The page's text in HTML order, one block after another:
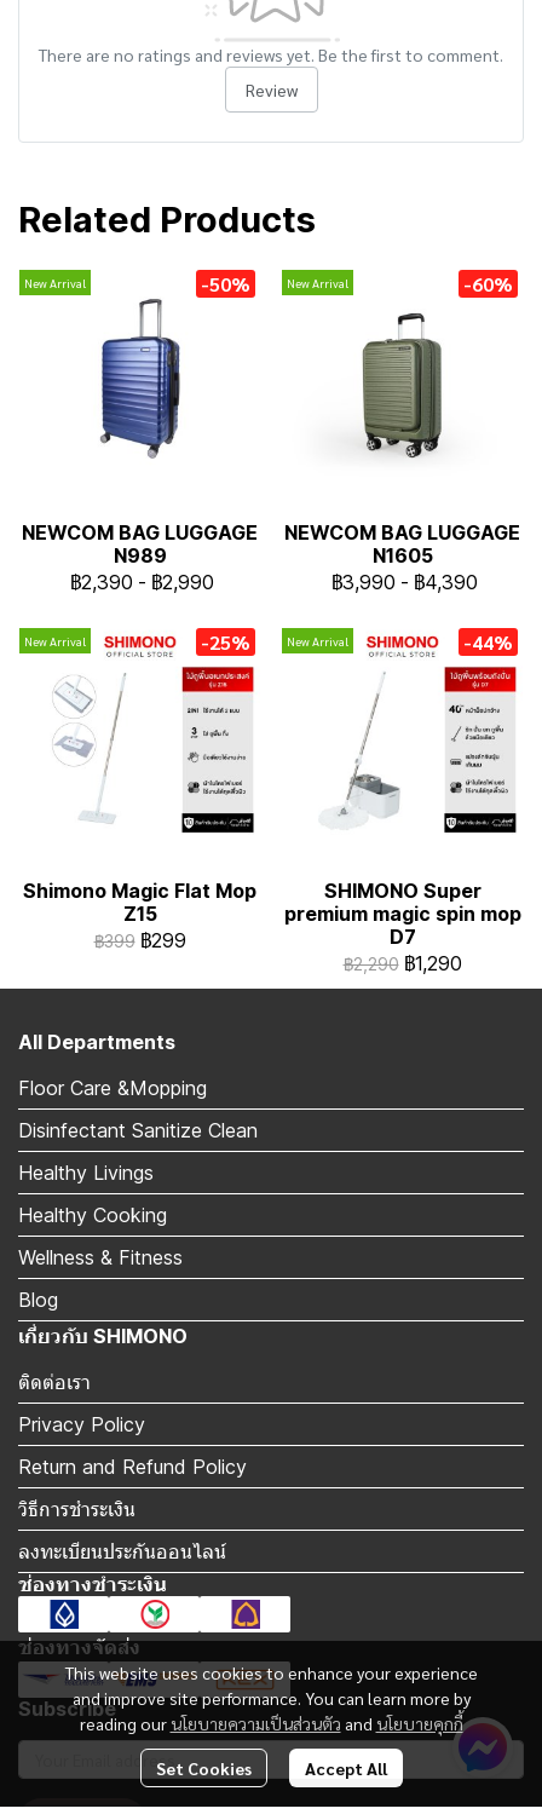
There are no ratings and reviews yet. Be the first to comment.
Review
Related Products
New Arrival -50%
NEWCOM BAG LUGGAGE
N989
฿2,390 - ฿2,990
New Arrival -60%
NEWCOM BAG LUGGAGE
N1605
฿3,990 - ฿4,390
New Arrival -25%
Shimono Magic Flat Mop
Z15
฿399 ฿299
New Arrival -44%
SHIMONO Super
premium magic spin mop
D7
฿2,290 ฿1,290
This website uses cookies to enhance your experience
and improve site performance. You can learn more by
reading our นโยบายความเป็นส่วนตัว and นโยบายคุกกี้
Set Cookies Accept All
All Departments
Floor Care &Mopping
Disinfectant Sanitize Clean
Healthy Livings
Healthy Cooking
Wellness & Fitness
Blog
เกี่ยวกับ SHIMONO
ติดต่อเรา
Privacy Policy
Return and Refund Policy
วิธีการชำระเงิน
ลงทะเบียนประกันออนไลน์
ช่องทางชำระเงิน
ช่องทางจัดส่ง
Subscribe